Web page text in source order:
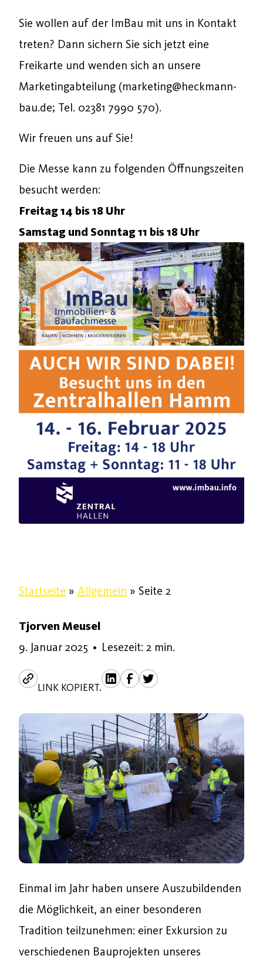
Sie wollen auf der ImBau mit uns in Kontakt
treten? Dann sichern Sie sich jetzt eine
Freikarte und wenden sich an unsere
Marketingabteilung (marketing@heckmann-
bau.de; Tel. 02381 7990 570).
Wir freuen uns auf Sie!
Die Messe kann zu folgenden Öffnungszeiten
besucht werden:
Freitag 14 bis 18 Uhr
Samstag und Sonntag 11 bis 18 Uhr
Startseite » Allgemein » Seite 2
Tjorven Meusel
9. Januar 2025 9. Januar 2025
• Lesezeit: 2 min.
LINK KOPIERT.
Einmal im Jahr haben unsere Auszubildenden
die Möglichkeit, an einer besonderen
Tradition teilzunehmen: einer Exkursion zu
verschiedenen Bauprojekten unseres